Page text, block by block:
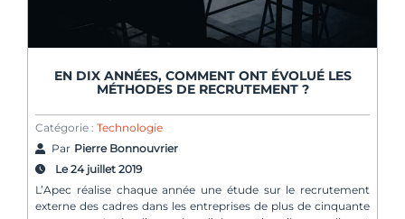
EN DIX ANNÉES, COMMENT ONT ÉVOLUÉ LES
MÉTHODES DE RECRUTEMENT ?
Catégorie : Technologie
Par Pierre Bonnouvrier
Le 24 juillet 2019
L’Apec réalise chaque année une étude sur le recrutement
externe des cadres dans les entreprises de plus de cinquante